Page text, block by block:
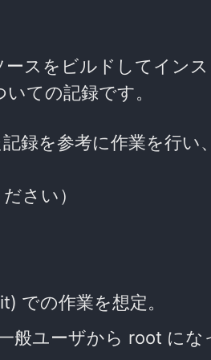
スをビルドしてイン
ての記録です。
録を参考に作業を行い
さい）
での作業を想定。
般ユーザから root にな